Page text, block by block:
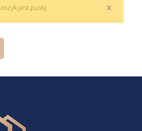
jest pusty.